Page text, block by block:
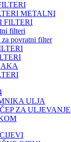
METALNI
FILTERI
filteri
za povratni filter
ULJA
ZA